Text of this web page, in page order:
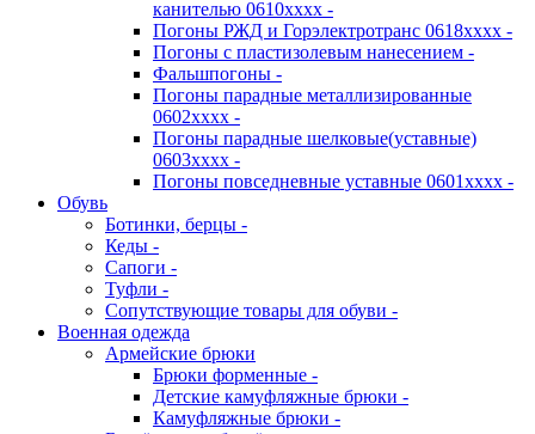
канителью 0610хххх -
Погоны РЖД и Горэлектротранс 0618хххх -
Погоны с пластизолевым нанесением -
Фальшпогоны -
Погоны парадные металлизированные
0602хххх -
Погоны парадные шелковые(уставные)
0603хххх -
Погоны повседневные уставные 0601хххх -
Обувь
Ботинки, берцы -
Кеды -
Сапоги -
Туфли -
Сопутствующие товары для обуви -
Военная одежда
Армейские брюки
Брюки форменные -
Детские камуфляжные брюки -
Камуфляжные брюки -